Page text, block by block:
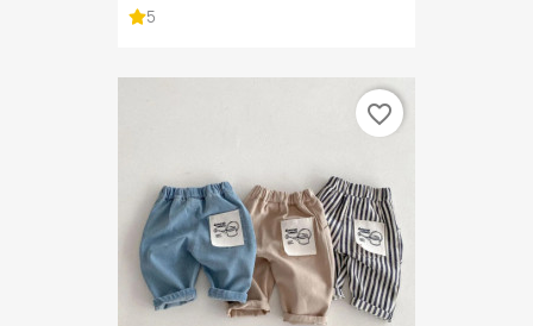
5
favorite_border